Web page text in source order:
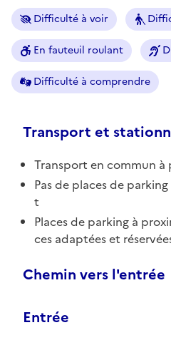
Difficulté à voir
En fauteuil roulant
Difficulté à comprendre
Transport et
Transport en commun à
Pas de places de
t
Places de parking à
ces adaptées et
Chemin vers l'entrée
Entrée